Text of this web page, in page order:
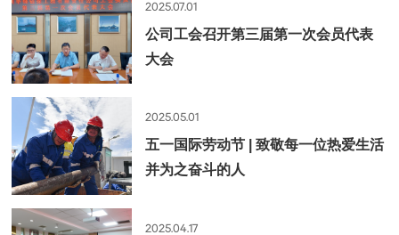
2025.07.01
公司工会召开第三届第一次会员代表
大会
2025.05.01
五一国际劳动节 | 致敬每一位热爱生活
并为之奋斗的人
2025.04.17